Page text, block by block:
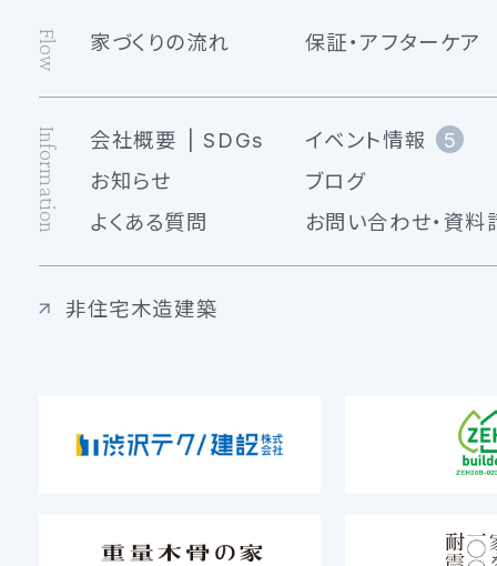
Flow 家づくりの流れ 保証・アフターケア
Information 会社概要 SDGs イベント情報
5
お知らせ
ブログ
よくある質問
お問い合わせ・資料
非住宅木造建築